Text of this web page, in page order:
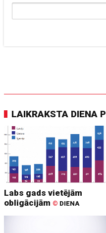
LAIKRAKSTA DIENA
Labs gads vietējām
obligācijām © DIENA